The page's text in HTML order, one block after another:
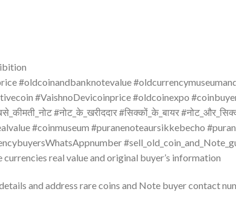
#oldcoinandbanknotevalue
#VaishnoDevicoinprice #oldcoinexpo
#नोट_के_खरीददार #सिक्कों_के_बायर
#coinmuseum #puranenoteaursikkebecho
real value and original buyer’s information
and address rare coins and Note buyer contact